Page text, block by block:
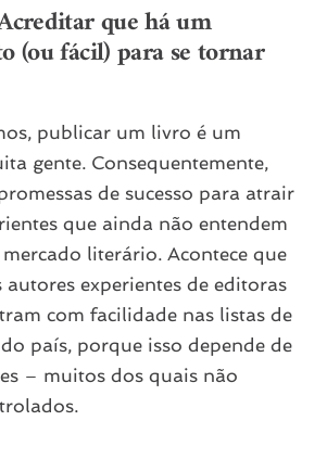
que há um
(ou fácil) para se tornar
publicar um livro é um
gente. Consequentemente,
de sucesso para atrair
que ainda não entendem
literário. Acontece que
autores experientes de editoras
com facilidade nas listas de
país, porque isso depende de
– muitos dos quais não